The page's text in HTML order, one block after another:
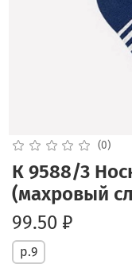
(0)
К 9588/3
(махровый
99.50 ₽
р.9